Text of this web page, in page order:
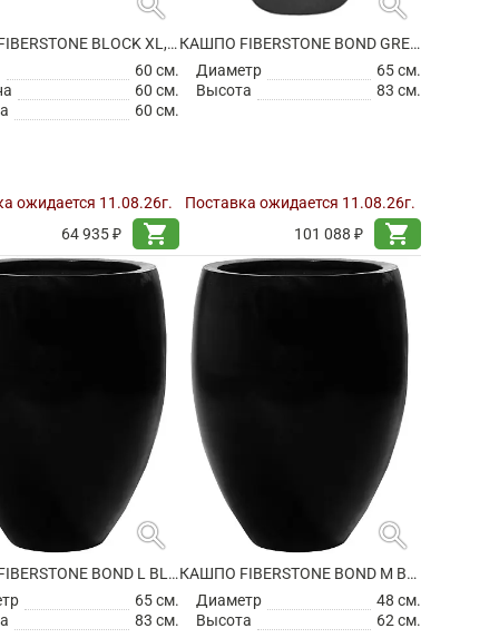
КАШПО FIBERSTONE BLOCK XL, TAUPE
60 см.
60 см.
60 см.
ожидается 11.08.26г.
64 935 ₽
shopping_cart
КАШПО FIBERSTONE BOND GREY L
Диаметр
65 см.
Высота
83 см.
Поставка ожидается 11.08.26г.
101 088 ₽
shopping_cart
search
КАШПО FIBERSTONE BOND L BLACK
65 см.
83 см.
search
КАШПО FIBERSTONE BOND M BLACK
Диаметр
48 см.
Высота
62 см.